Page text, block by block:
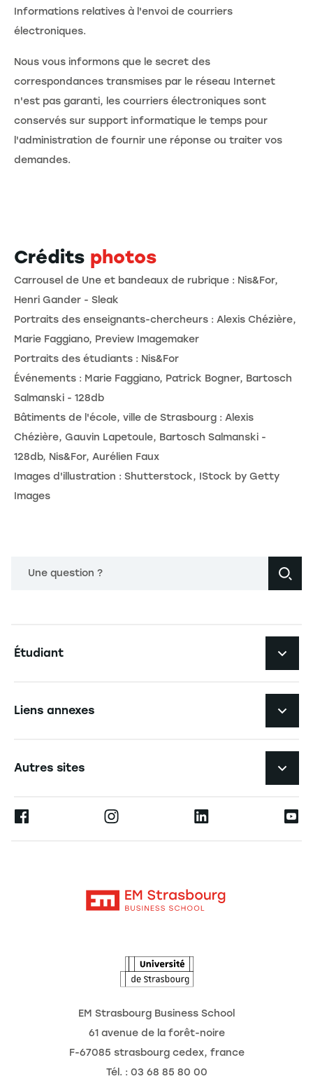
Informations relatives à l'envoi de courriers
électroniques.
Nous vous informons que le secret des
correspondances transmises par le réseau Internet
n'est pas garanti, les courriers électroniques sont
conservés sur support informatique le temps pour
l'administration de fournir une réponse ou traiter vos
demandes.
Crédits photos
Carrousel de Une et bandeaux de rubrique : Nis&For,
Henri Gander - Sleak
Portraits des enseignants-chercheurs : Alexis Chézière,
Marie Faggiano, Preview Imagemaker
Portraits des étudiants : Nis&For
Événements : Marie Faggiano, Patrick Bogner, Bartosch
Salmanski - 128db
Bâtiments de l'école, ville de Strasbourg : Alexis
Chézière, Gauvin Lapetoule, Bartosch Salmanski -
128db, Nis&For, Aurélien Faux
Images d'illustration : Shutterstock, IStock by Getty
Images
Une question ?
Étudiant
La recherche
Liens annexes
Autres sites
Ernest
EM Strasbourg Business School
61 avenue de la forêt-noire
F-67085 strasbourg cedex, france
Tél. : 03 68 85 80 00